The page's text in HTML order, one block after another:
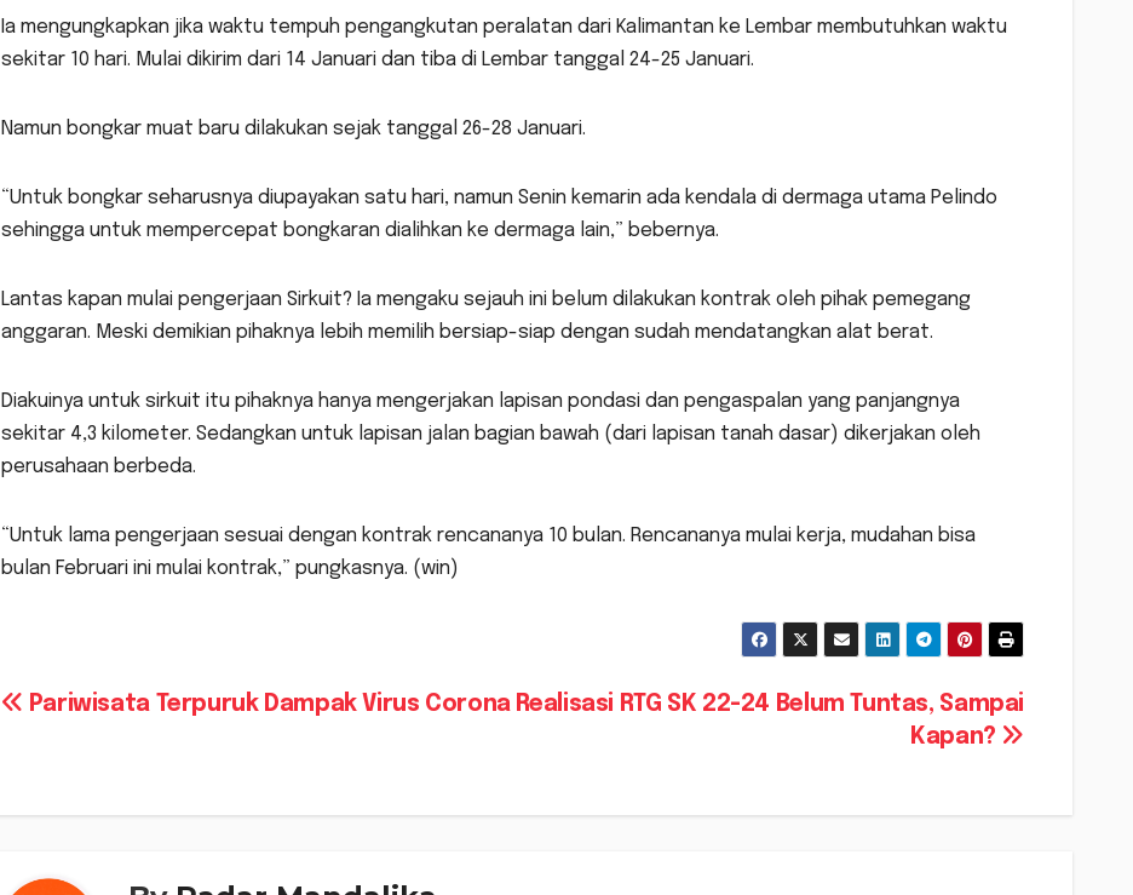
Ia mengungkapkan jika waktu tempuh pengangkutan peralatan dari Kalimantan ke Lembar membutuhkan waktu
sekitar 10 hari. Mulai dikirim dari 14 Januari dan tiba di Lembar tanggal 24-25 Januari.
Namun bongkar muat baru dilakukan sejak tanggal 26-28 Januari.
“Untuk bongkar seharusnya diupayakan satu hari, namun Senin kemarin ada kendala di dermaga utama Pelindo
sehingga untuk mempercepat bongkaran dialihkan ke dermaga lain,” bebernya.
Lantas kapan mulai pengerjaan Sirkuit? Ia mengaku sejauh ini belum dilakukan kontrak oleh pihak pemegang
anggaran. Meski demikian pihaknya lebih memilih bersiap-siap dengan sudah mendatangkan alat berat.
Diakuinya untuk sirkuit itu pihaknya hanya mengerjakan lapisan pondasi dan pengaspalan yang panjangnya
sekitar 4,3 kilometer. Sedangkan untuk lapisan jalan bagian bawah (dari lapisan tanah dasar) dikerjakan oleh
perusahaan berbeda.
“Untuk lama pengerjaan sesuai dengan kontrak rencananya 10 bulan. Rencananya mulai kerja, mudahan bisa
bulan Februari ini mulai kontrak,” pungkasnya. (win)
Navigasi
Realisasi RTG SK 22-24 Belum Tuntas, Sampai
Kapan?
Pariwisata Terpuruk Dampak Virus Corona